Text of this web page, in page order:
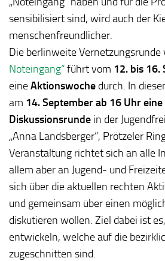
sensibilisiert sind, wird auch der
menschenfreundlicher.
Die berlinweite Vernetzungsrunde
Noteingang“führt vom 12. bis 16.
eineAktionswoche durch. In
am 14. September ab 16 Uhr
Diskussionsrunde in der
„Anna Landsberger“, Prötzeler
Veranstaltung richtet sich an alle
allem aber an Jugend- und
sich über die aktuellen rechten
und gemeinsam über einen
diskutieren wollen. Ziel dabei ist
entwickeln, welche auf die
zugeschnitten sind.